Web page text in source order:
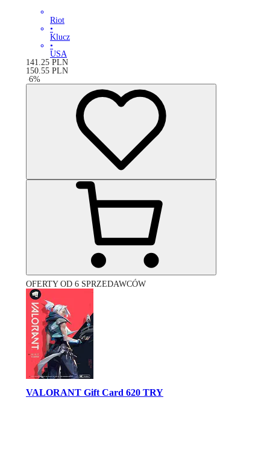
Riot
•
Klucz
•
USA
141.25 PLN
150.55 PLN
-6%
OFERTY OD 6 SPRZEDAWCÓW
VALORANT Gift Card 620 TRY